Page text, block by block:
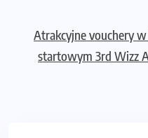
Atrakcyjne vouchery
startowym 3rd Wizz